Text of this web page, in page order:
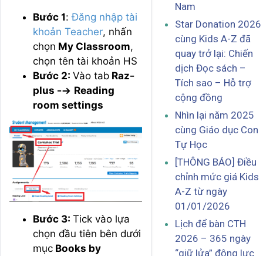
Bước 1:Đăng nhập tài
khoản Teacher, nhấn
chọn My Classroom,
chọn tên tài khoản HS
Bước 2: Vào tab Raz-
plus --> Reading
room settings
Bước 3: Tick vào lựa
chọn đầu tiên bên dưới
mục Books by
Nam
Star Donation 2026
cùng Kids A-Z đã
quay trở lại: Chiến
dịch Đọc sách –
Tích sao – Hỗ trợ
cộng đồng
Nhìn lại năm 2025
cùng Giáo dục Con
Tự Học
[THÔNG BÁO] Điều
chỉnh mức giá Kids
A-Z từ ngày
01/01/2026
Lịch để bàn CTH
2026 – 365 ngày
“giữ lửa” động lực